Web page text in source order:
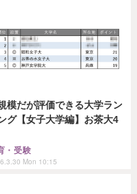
模だが評価できる大学ラン
グ【女子大学編】お茶大4
・受験
Mon 10:15